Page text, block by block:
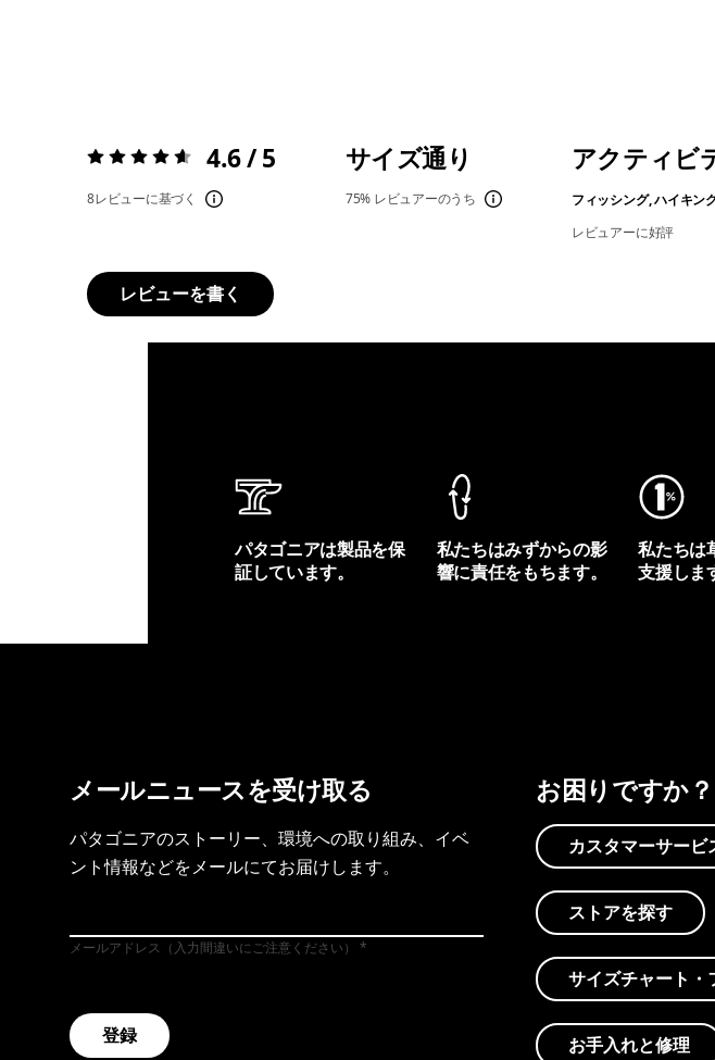
評価:4.6 / 5 4.6 / 5
8レビューに基づく
サイズ通り
75% レビュアーのうち
アクティビ
フィッシング, ハイキン
レビュアーに好評
レビューを書く
パタゴニアは製品を保
証しています。
私たちはみずからの影
響に責任をもちます。
私たちは
支援しま
メールニュースを受け取る
パタゴニアのストーリー、環境への取り組み、イベ
ント情報などをメールにてお届けします。
メールアドレス（入力間違いにご注意ください）
登録
お困りですか？
カスタマーサービ
ストアを探す
サイズチャート・
お手入れと修理